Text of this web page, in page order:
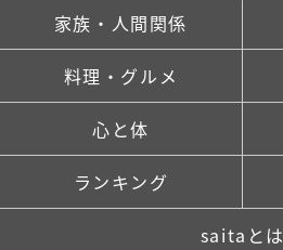
家族・人間関係
料理・グルメ
心と体
ランキング
saitaとは